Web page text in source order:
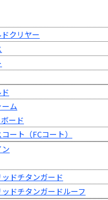
クリヤー
ム
ード
ート（FCコート）
ドチタンガード
ドチタンガードルーフ